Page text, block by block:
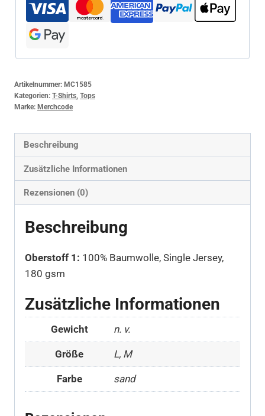
Artikelnummer: MC1585
Kategorien: T-Shirts Tops
Marke: Merchcode
Beschreibung
Zusätzliche Informationen
Rezensionen (0)
Beschreibung
Oberstoff 1: 100% Baumwolle, Single Jersey,
180 gsm
Zusätzliche Informationen
Gewicht n. v.
Größe L, M
Farbe sand